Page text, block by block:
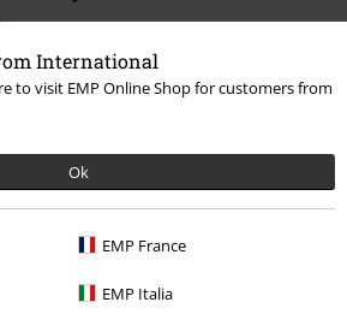
International
to visit EMP Online Shop for customers from
Ok
EMP France
EMP Italia